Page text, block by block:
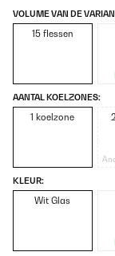
VOLUME VAN DE
15 flessen
AANTAL KOELZONES:
1 koelzone
KLEUR:
Wit Glas